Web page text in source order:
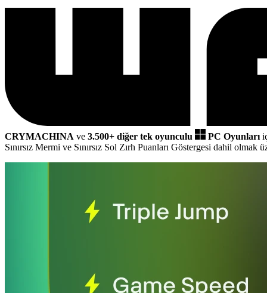
CRYMACHINA ve 3.500+ diğer tek oyunculu PC Oyunları
Sınırsız Mermi ve Sınırsız Sol Zırh Puanları Göstergesi dahil olmak